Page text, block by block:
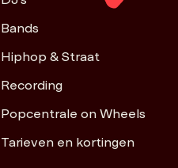
Bands
Hiphop & Straat
Recording
Popcentrale on Wheels
Tarieven en kortingen